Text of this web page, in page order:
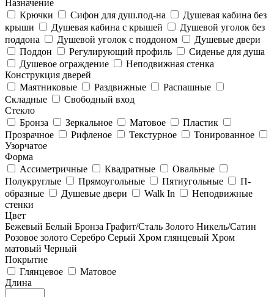
Назначение
Крючки
Сифон для душ.под-на
Душевая кабина без
крыши
Душевая кабина с крышей
Душевой уголок без
поддона
Душевой уголок с поддоном
Душевые двери
Поддон
Регулирующий профиль
Сиденье для душа
Душевое ограждение
Неподвижная стенка
Конструкция дверей
Маятниковые
Раздвижные
Распашные
Складные
Свободный вход
Стекло
Бронза
Зеркальное Матовое
Пластик
Прозрачное
Рифленое Текстурное
Тонированное
Узорчатое
Форма
Ассиметричные
Квадратные
Овальные
Полукруглые
Прямоугольные Пятиугольные
П-
образные
Душевые двери Walk In
Неподвижные
стенки
Цвет
Бежевый Белый Бронза Графит/Сталь Золото Никель/Сатин
Розовое золото Серебро Серый Хром глянцевый Хром
матовый Черный
Покрытие
Глянцевое
Матовое
Длина